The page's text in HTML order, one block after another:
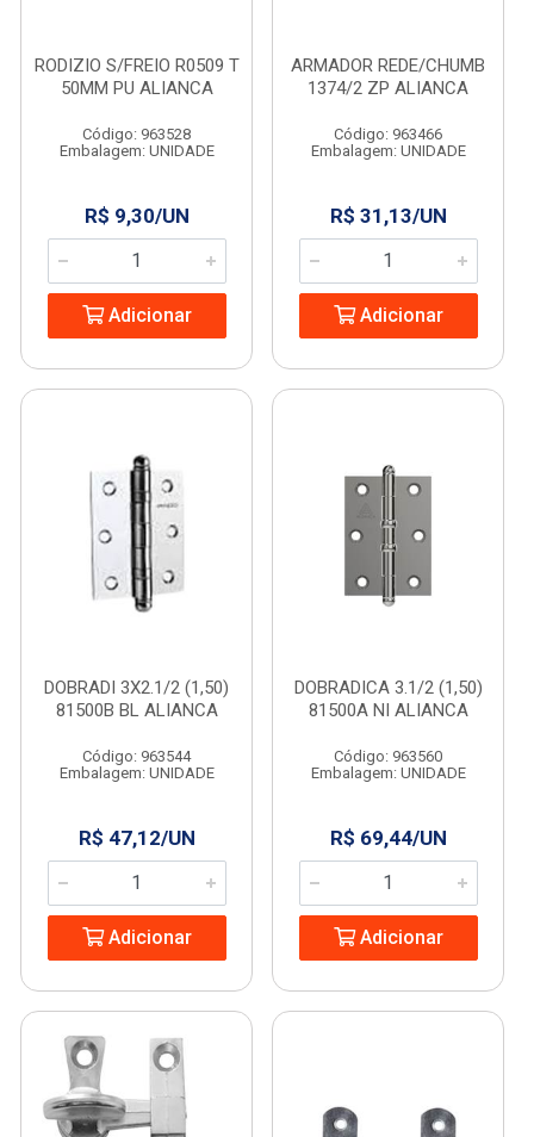
RODIZIO S/FREIO R0509 T
50MM PU ALIANCA
Código: 963528
Embalagem: UNIDADE
R$ 9,30/UN
Adicionar
ARMADOR REDE/CHUMB
1374/2 ZP ALIANCA
Código: 963466
Embalagem: UNIDADE
R$ 31,13/UN
Adicionar
DOBRADI 3X2.1/2 (1,50)
81500B BL ALIANCA
Código: 963544
Embalagem: UNIDADE
R$ 47,12/UN
Adicionar
DOBRADICA 3.1/2 (1,50)
81500A NI ALIANCA
Código: 963560
Embalagem: UNIDADE
R$ 69,44/UN
Adicionar